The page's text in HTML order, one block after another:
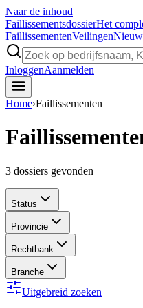
Naar de inhoud
FaillissementsdossierHet
FaillissementenVeilingen
InloggenAanmelden
Home›Faillissementen
3 dossiers gevonden
Status
Provincie
Rechtbank
Branche
Uitgebreid zoeken